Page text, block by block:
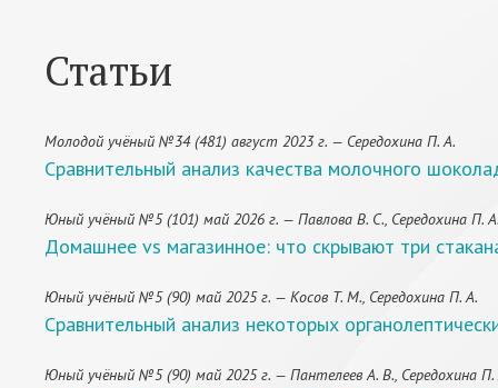
Статьи
Молодой учёный №34 (481) август 2023 г. — Середохина П. А.
Сравнительный анализ качества молочного
Юный учёный №5 (101) май 2026 г. — Павлова В. С., Середохина П. А.
Домашнее vs магазинное: что скрывают три
Юный учёный №5 (90) май 2025 г. — Косов Т. М., Середохина П. А.
Сравнительный анализ некоторых
Юный учёный №5 (90) май 2025 г. — Пантелеев А. В., Середохина П.